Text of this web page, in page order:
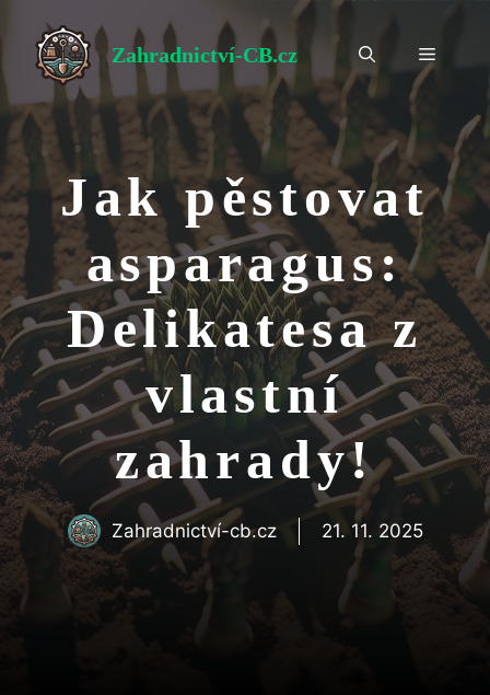
obsah
Zahradnictví-CB.cz Menu
Jak pěstovat
asparagus:
Delikatesa z
vlastní
zahrady!
Zahradnictví-cb.cz 21. 11. 2025